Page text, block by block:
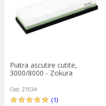
Piatra ascutire cutite,
3000/8000 - Zokura
Cod: Z1034
(1)